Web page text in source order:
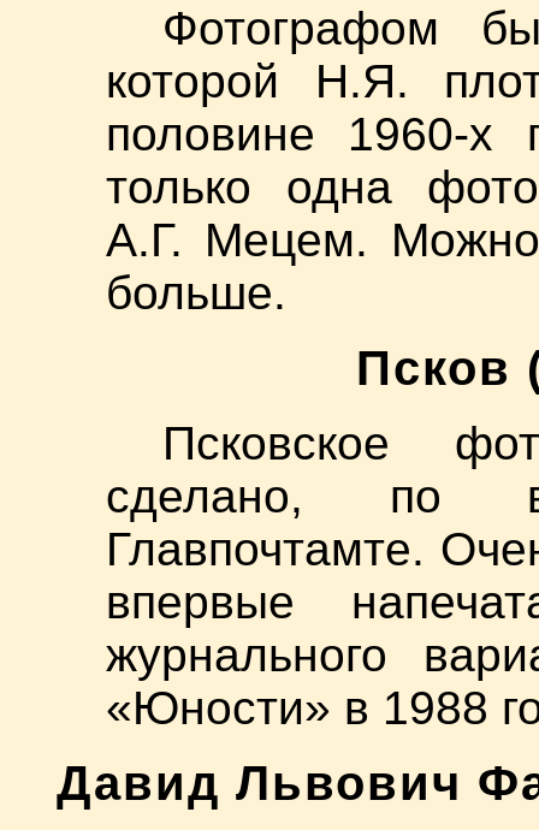
Фотографом
которой Н.Я.
половине 1960-х
только одна
А.Г. Мецем.
больше.
Псков
Псковское
сделано, по
Главпочтамте.
впервые
журнального
«Юности» в 1988
Давид Львович